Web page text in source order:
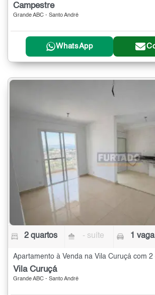
Campestre
Grande ABC - Santo André
WhatsApp
2 quartos - suíte 1 vaga
Apartamento à Venda na Vila Curuçá com 2
Vila Curuçá
Grande ABC - Santo André